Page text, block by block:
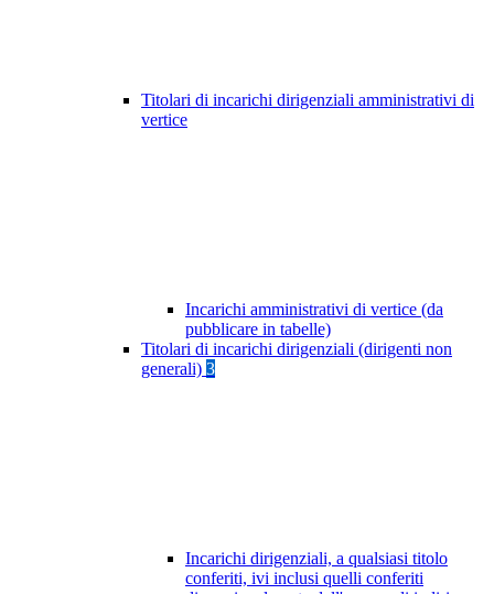
Titolari di incarichi dirigenziali amministrativi di
vertice
Incarichi amministrativi di vertice (da
pubblicare in tabelle)
Titolari di incarichi dirigenziali (dirigenti non
generali) 3
Incarichi dirigenziali, a qualsiasi titolo
conferiti, ivi inclusi quelli conferiti